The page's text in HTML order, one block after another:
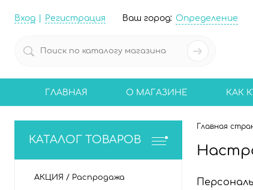
Вход Регистрация Ваш город: Определение
ГЛАВНАЯ О МАГАЗИНЕ КАК
КАТАЛОГ ТОВАРОВ
АКЦИЯ / Распродажа
Главная